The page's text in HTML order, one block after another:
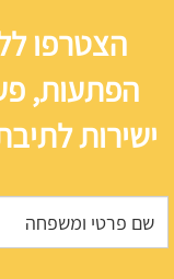
הצטרפו
הפתעות,
ישירות